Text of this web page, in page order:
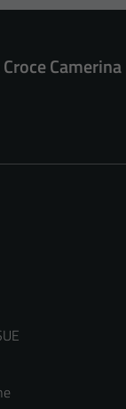
Camerina